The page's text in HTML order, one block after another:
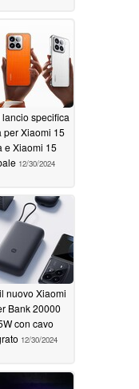
lancio specifica
per Xiaomi 15
e Xiaomi 15
12/30/2024
nuovo Xiaomi
Bank 20000
con cavo
12/30/2024